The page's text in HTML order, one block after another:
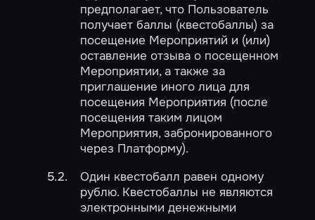
предполагает, что Пользователь
получает баллы (квестобаллы) за
посещение Мероприятий и (или)
оставление отзыва о посещенном
Мероприятии, а также за
приглашение иного лица для
посещения Мероприятия (после
посещения таким лицом
Мероприятия, забронированного
через Платформу).
Один квестобалл равен одному
рублю. Квестобаллы не являются
электронными денежными